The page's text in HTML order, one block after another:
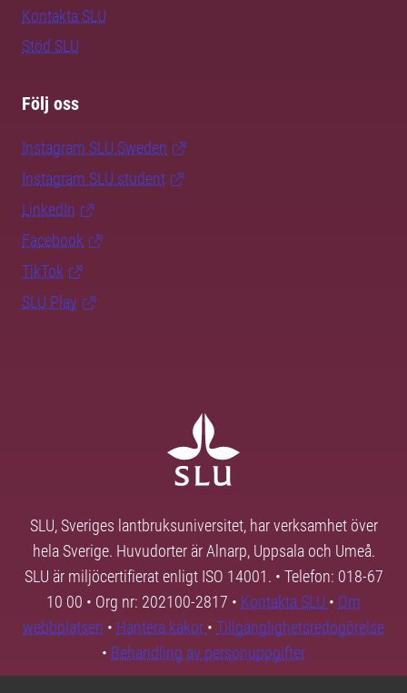
Kontakta SLU
Stöd SLU
Följ oss
Instagram SLU.Sweden
Instagram SLU.student
LinkedIn
Facebook
TikTok
SLU Play
SLU, Sveriges lantbruksuniversitet, har verksamhet över
hela Sverige. Huvudorter är Alnarp, Uppsala och Umeå.
SLU är miljöcertifierat enligt ISO 14001. • Telefon: 018-67
10 00 • Org nr: 202100-2817 • Kontakta SLU • Om
webbplatsen • Hantera kakor • Tillgänglighetsredogörelse
• Behandling av personuppgifter